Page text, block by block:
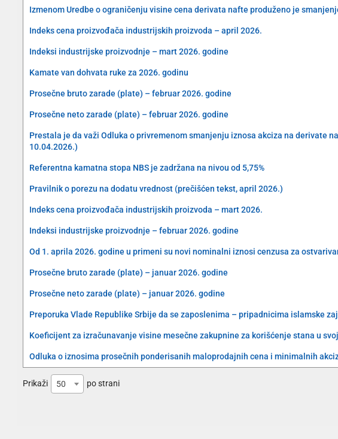
Izmenom Uredbe o ograničenju visine cena derivata nafte produženo je
Indeks cena proizvođača industrijskih proizvoda – april 2026.
Indeksi industrijske proizvodnje – mart 2026. godine
Kamate van dohvata ruke za 2026. godinu
Prosečne bruto zarade (plate) – februar 2026. godine
Prosečne neto zarade (plate) – februar 2026. godine
Prestala je da važi Odluka o privremenom smanjenju iznosa akciza na derivate
10.04.2026.)
Referentna kamatna stopa NBS je zadržana na nivou od 5,75%
Pravilnik o porezu na dodatu vrednost (prečišćen tekst, april 2026.)
Indeks cena proizvođača industrijskih proizvoda – mart 2026.
Indeksi industrijske proizvodnje – februar 2026. godine
Od 1. aprila 2026. godine u primeni su novi nominalni iznosi cenzusa za
Prosečne bruto zarade (plate) – januar 2026. godine
Prosečne neto zarade (plate) – januar 2026. godine
Preporuka Vlade Republike Srbije da se zaposlenima – pripadnicima islamske
Koeficijent za izračunavanje visine mesečne zakupnine za korišćenje stana u
Odluka o iznosima prosečnih ponderisanih maloprodajnih cena i minimalnih
Prikaži 50 po strani